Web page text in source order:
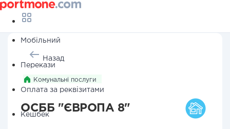
Мобільний
Перекази
Оплата за реквізитами
Кешбек
Назад
Комунальні послуги
ОСББ "ЄВРОПА 8"